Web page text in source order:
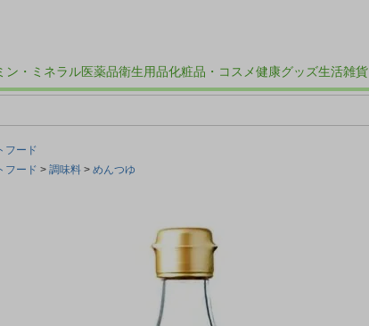
ン・ミネラル医薬品衛生用品化粧品・コスメ健康グッズ生活雑貨
フード
フード
調味料 めんつゆ